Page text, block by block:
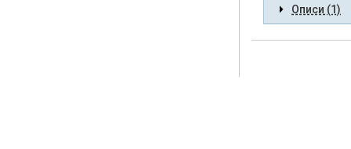
Описи (1)